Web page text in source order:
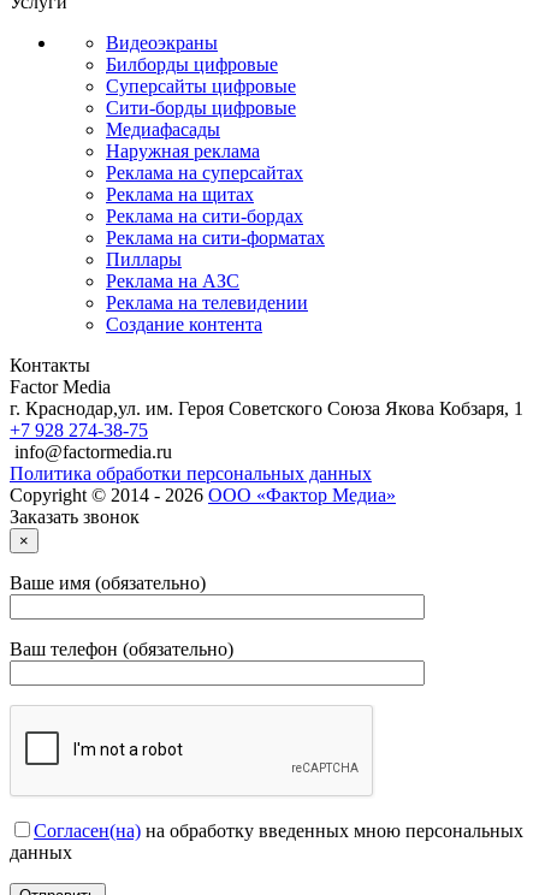
Видеоэкраны
Билборды цифровые
Суперсайты цифровые
Сити-борды цифровые
Медиафасады
Наружная реклама
Реклама на суперсайтах
Реклама на щитах
Реклама на сити-бордах
Реклама на сити-форматах
Пиллары
Реклама на АЗС
Реклама на телевидении
Создание контента
Контакты
Factor Media
г. Краснодар,ул. им. Героя Советского Союза Якова Кобзаря, 1
+7 928 274-38-75
info@factormedia.ru
Политика обработки персональных данных
Copyright © 2014 - 2026 ООО «Фактор Медиа»
Заказать звонок
×
Ваше имя (обязательно)
Ваш телефон (обязательно)
Согласен(на) на обработку введенных мною персональных
данных